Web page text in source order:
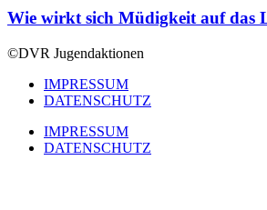
Wie wirkt sich Müdigkeit auf das
©DVR Jugendaktionen
IMPRESSUM
DATENSCHUTZ
IMPRESSUM
DATENSCHUTZ